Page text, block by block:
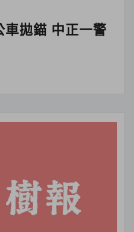
車拋錨 中正一警